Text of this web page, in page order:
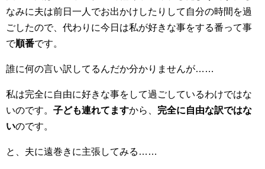
なみに夫は前日一人でお出かけしたりして自分の時間を過
ごしたので、代わりに今日は私が好きな事をする番って事
で順番です。
誰に何の言い訳してるんだか分かりませんが……
私は完全に自由に好きな事をして過ごしているわけではな
いのです。 子ども連れてますから、 完全に自由な訳ではな
いのです。
と、夫に遠巻きに主張してみる……